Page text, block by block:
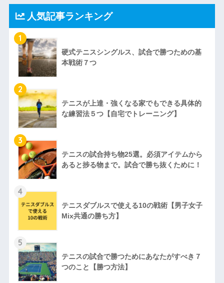
人気記事ランキング
1
硬式テニスシングルス、試合で勝つための基
本戦術７つ
2
テニスが上達・強くなる家でもできる具体的
な練習法５つ【自宅でトレーニング】
3
テニスの試合持ち物25選。必須アイテムから
あると捗る物まで。試合で勝ち抜くために！
4
テニスダブルスで使える10の戦術【男子女子
Mix共通の勝ち方】
5
テニスの試合で勝つためにあなたがすべき７
つのこと【勝つ方法】